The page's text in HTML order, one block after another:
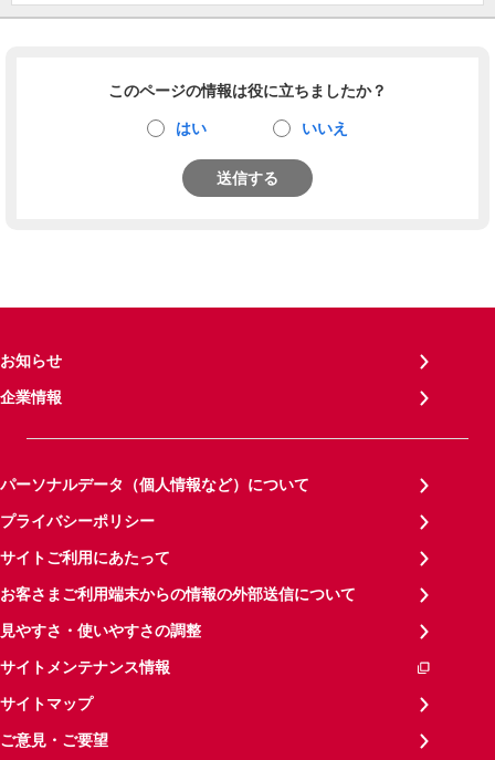
このページの情報は役に立ちましたか？
はい いいえ
送信する
お知らせ
企業情報
パーソナルデータ（個人情報など）について
プライバシーポリシー
サイトご利用にあたって
お客さまご利用端末からの情報の外部送信について
見やすさ・使いやすさの調整
サイトメンテナンス情報
サイトマップ
ご意見・ご要望